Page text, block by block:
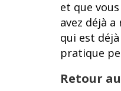
et que
avez déjà
qui est
pratique
Retour